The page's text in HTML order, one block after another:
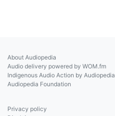
About Audiopedia
Audio delivery powered by WOM.fm
Indigenous Audio Action by Audiopedia
Audiopedia Foundation
Privacy policy